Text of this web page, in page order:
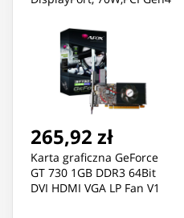
265,92 zł
Karta graficzna GeForce
GT 730 1GB DDR3 64Bit
DVI HDMI VGA LP Fan V1